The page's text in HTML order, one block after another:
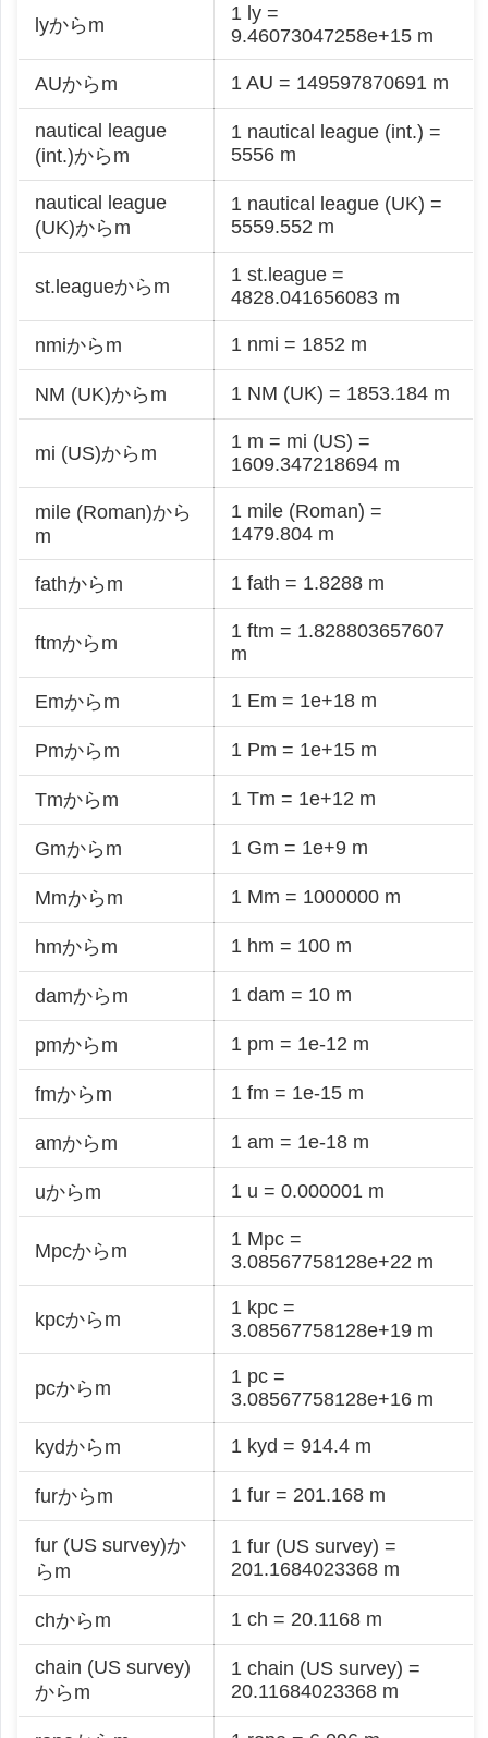
lyからm
1 ly =
9.46073047258e+15 m
AUからm 1 AU = 149597870691 m
nautical league
(int.)からm
1 nautical league (int.) =
5556 m
nautical league
(UK)からm
1 nautical league (UK) =
5559.552 m
st.leagueからm
1 st.league =
4828.041656083 m
nmiからm 1 nmi = 1852 m
NM (UK)からm 1 NM (UK) = 1853.184 m
mi (US)からm
1 m = mi (US) =
1609.347218694 m
mile (Roman)から
m
1 mile (Roman) =
1479.804 m
fathからm 1 fath = 1.8288 m
ftmからm
1 ftm = 1.828803657607
m
Emからm 1 Em = 1e+18 m
Pmからm 1 Pm = 1e+15 m
Tmからm 1 Tm = 1e+12 m
Gmからm 1 Gm = 1e+9 m
Mmからm 1 Mm = 1000000 m
hmからm 1 hm = 100 m
damからm 1 dam = 10 m
pmからm 1 pm = 1e-12 m
fmからm 1 fm = 1e-15 m
amからm 1 am = 1e-18 m
uからm 1 u = 0.000001 m
Mpcからm
1 Mpc =
3.08567758128e+22 m
kpcからm
1 kpc =
3.08567758128e+19 m
pcからm
1 pc =
3.08567758128e+16 m
kydからm 1 kyd = 914.4 m
furからm 1 fur = 201.168 m
fur (US survey)か
らm
1 fur (US survey) =
201.1684023368 m
chからm 1 ch = 20.1168 m
chain (US survey)
からm
1 chain (US survey) =
20.11684023368 m